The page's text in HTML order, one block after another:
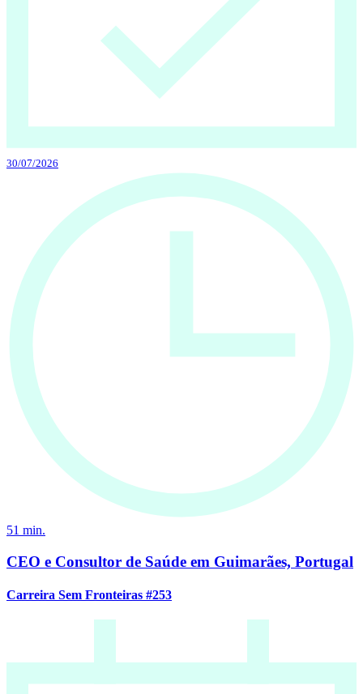
30/07/2026
51 min.
CEO e Consultor de Saúde em Guimarães, Portugal
Carreira Sem Fronteiras #253